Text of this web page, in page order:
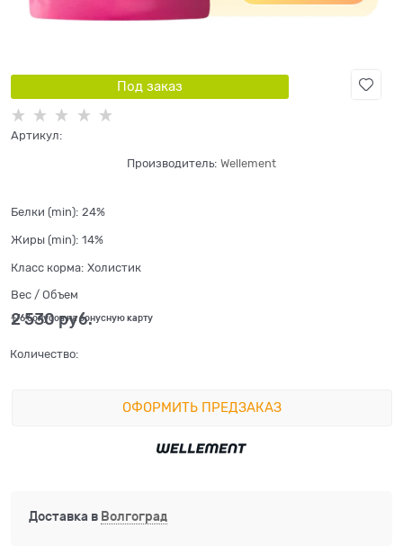
Под заказ
Артикул:
Производитель: Wellement
Белки (min): 24%
Жиры (min): 14%
Класс корма: Холистик
Вес / Объем
2 530 руб.
+76 бонусов на бонусную карту
Количество:
ОФОРМИТЬ ПРЕДЗАКАЗ
Доставка в Волгоград